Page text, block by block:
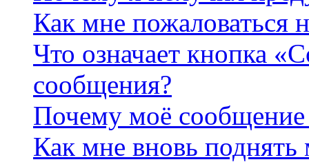
Как мне пожаловаться
Что означает кнопка
сообщения?
Почему моё сообщение
Как мне вновь